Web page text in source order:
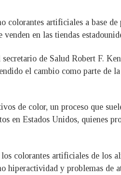
colorantes artificiales a base
en las tiendas
de Salud Robert F.
el cambio como parte de
de color, un proceso que
en Estados Unidos, quienes
colorantes artificiales de los
hiperactividad y problemas de